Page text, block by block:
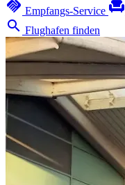
handshake Empfangs-Service chair
search Flughafen finden